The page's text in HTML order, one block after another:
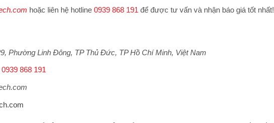
hoặc liên hệ hotline 0939 868 191 để được tư vấn và nhận báo giá tốt nhất!
Phường Linh Đông, TP Thủ Đức, TP Hồ Chí Minh, Việt Nam
0939 868 191